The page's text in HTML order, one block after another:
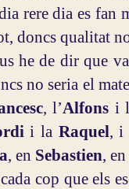
rere dia es fan
doncs qualitat
he de dir que
no seria el
, l’Alfons i
i la Raquel, i
, en Sebastien, en
cop que els